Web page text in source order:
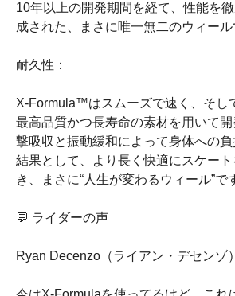
10年以上の開発期間を経て、性能を
成された、まさに唯一無二のウィール
耐久性：
X-Formula™はスムーズで速く、そし
最高品質かつ長寿命の素材を用いて
撃吸収と振動緩和によって身体への負
結果として、より長く快適にスケー
き、まさに“人生が変わるウィール”で
💬 ライダーの声
Ryan Decenzo（ライアン・デセンゾ）